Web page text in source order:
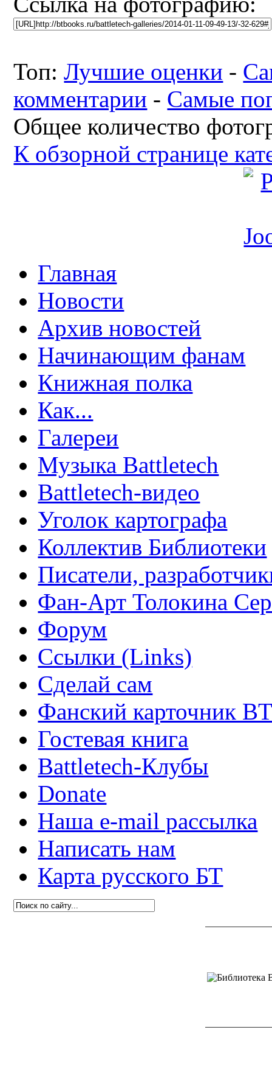
Топ:Лучшие оценки -
комментарии - Самые
Общее количество
К обзорной странице
Главная
Новости
Архив новостей
Начинающим фанам
Книжная полка
Как...
Галереи
Музыка Battletech
Battletech-видео
Уголок картографа
Коллектив Библиотеки
Писатели,
Фан-Арт Толокина
Форум
Ссылки (Links)
Сделай сам
Фанский карточник
Гостевая книга
Battletech-Клубы
Donate
Наша e-mail рассылка
Написать нам
Карта русского БТ